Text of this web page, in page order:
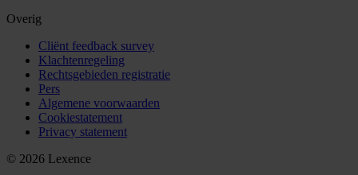
Overig
Cliënt feedback survey
Klachtenregeling
Rechtsgebieden registratie
Pers
Algemene voorwaarden
Cookiestatement
Privacy statement
© 2026 Lexence